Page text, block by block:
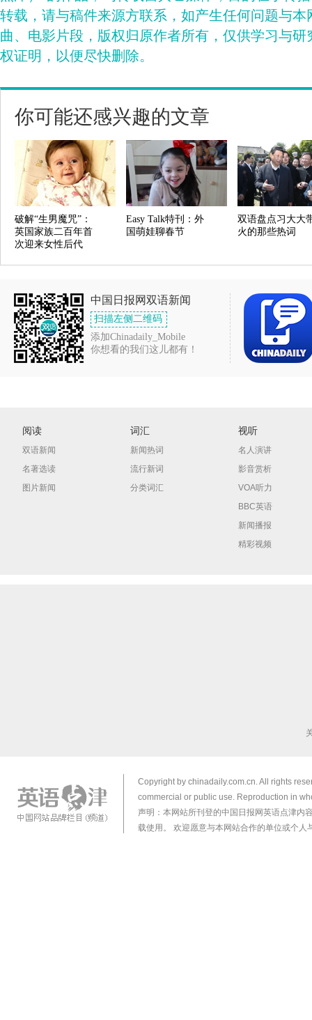
转载，请与稿件来源方联系，如产生任何问题与
曲、电影片段，版权归原作者所有，仅供学习与
权证明，以便尽快删除。
你可能还感兴趣的文章
破解“生男魔咒”：
英国家族二百年首
次迎来女性后代
Easy Talk特刊：外
国萌娃聊春节
双语盘点习大大
火的那些热词
中国日报网双语新闻
扫描左侧二维码
添加Chinadaily_Mobile
你想看的我们这儿都有！
阅读
双语新闻
名著选读
图片新闻
词汇
新闻热词
流行新词
分类词汇
视听
名人演讲
影音赏析
VOA听力
BBC英语
新闻播报
精彩视频
Copyright by chinadaily.com.cn. All rights
commercial or public use. Reproduction in
声明：本网站所刊登的中国日报网英语点津内
载使用。 欢迎愿意与本网站合作的单位或个人